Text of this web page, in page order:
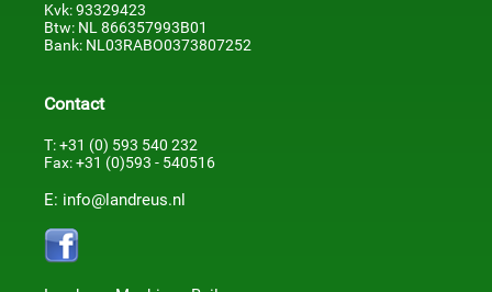
Kvk: 93329423
Btw: NL 866357993B01
Bank: NL03RABO0373807252
Contact
T: +31 (0) 593 540 232
Fax: +31 (0)593 - 540516
E: info@landreus.nl